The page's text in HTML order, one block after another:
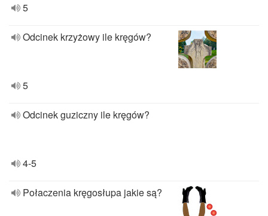
5
Odcinek krzyżowy ile kręgów?
5
Odcinek guziczny ile kręgów?
4-5
Połaczenia kręgosłupa jakie są?